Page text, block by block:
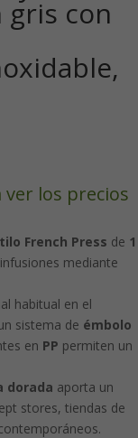
gris con
los precios
French Press de 1
mediante
habitual en el
sistema de émbolo
en PP permiten un
dorada aporta un
stores, tiendas de